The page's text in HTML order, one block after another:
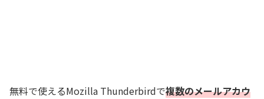
無料で使えるMozilla Thunderbirdで複数のメールアカウ